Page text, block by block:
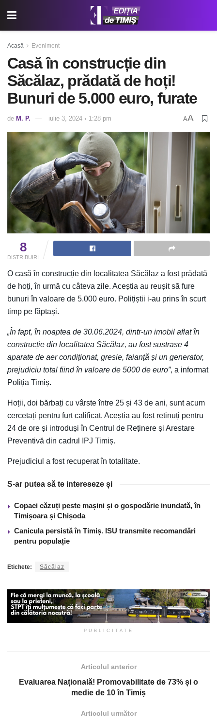
Acasă Eveniment
Casă în construcție din
Săcălaz, prădată de hoți!
Bunuri de 5.000 euro, furate
de M. P. iulie 3, 2024 ◦ 1:28 pm AA
8
DISTRIBUIRI
O casă în construcție din localitatea Săcălaz a fost prădată
de hoți, în urmă cu câteva zile. Aceștia au reușit să fure
bunuri în valoare de 5.000 euro. Polițiștii i-au prins în scurt
timp pe făptași.
„În fapt, în noaptea de 30.06.2024, dintr-un imobil aflat în
construcție din localitatea Săcălaz, au fost sustrase 4
aparate de aer condiționat, gresie, faianță și un generator,
prejudiciu total fiind în valoare de 5000 de euro”, a informat
Poliția Timiș.
Hoții, doi bărbați cu vârste între 25 și 43 de ani, sunt acum
cercetați pentru furt calificat. Aceștia au fost retinuți pentru
24 de ore și introduși în Centrul de Reținere și Arestare
Preventivă din cadrul IPJ Timiș.
Prejudiciul a fost recuperat în totalitate.
S-ar putea să te intereseze și
Copaci căzuți peste mașini și o gospodărie inundată, în
Timișoara și Chișoda
Canicula persistă în Timiș. ISU transmite recomandări
pentru populație
Etichete: Săcălaz
PUBLICITATE
Articolul anterior
Evaluarea Națională! Promovabilitate de 73% și o
medie de 10 în Timiș
Articolul următor